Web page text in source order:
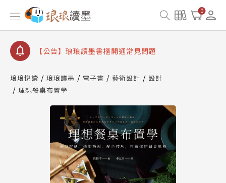
0
【公告】因 Readmoo 讀墨系統維護中，本站同步暫
停部分閱讀服務
【公告】琅琅讀墨數位閱讀資產合併與書櫃開通申請
【公告】琅琅讀墨書櫃開通常見問題
請圖文教學
【公告】琅琅書店服務升級重要說明及資產合併結果
查詢
【公告】因 Readmoo 讀墨系統維護中，本站同步暫
停部分閱讀服務
琅琅悅讀 琅琅讀墨 電子書 藝術設計
設計
理想餐桌布置學